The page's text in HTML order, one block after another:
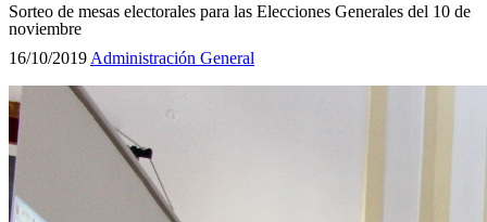
Sorteo de mesas electorales para las Elecciones Generales del 10 de
noviembre
16/10/2019Administración General